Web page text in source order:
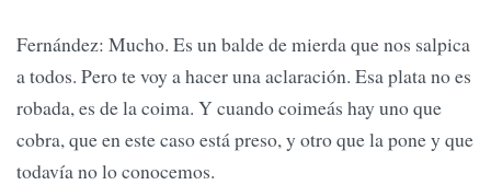
Fernández: Mucho. Es un balde de mierda que nos salpica
a todos. Pero te voy a hacer una aclaración. Esa plata no es
robada, es de la coima. Y cuando coimeás hay uno que
cobra, que en este caso está preso, y otro que la pone y que
todavía no lo conocemos.